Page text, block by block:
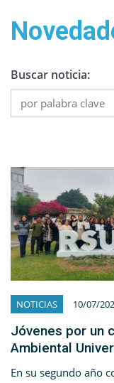
Buscar noticia:
NOTICIAS 10/07/
Jóvenes por un
Ambiental
En su segundo año